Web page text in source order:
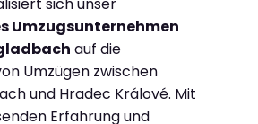
Umzugsunternehmen
auf die
Umzügen zwischen
und Hradec Králové. Mit
Erfahrung und